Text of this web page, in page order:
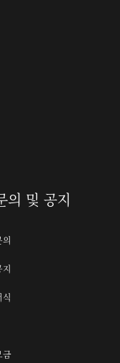
의 및 공지
의
지
식
금